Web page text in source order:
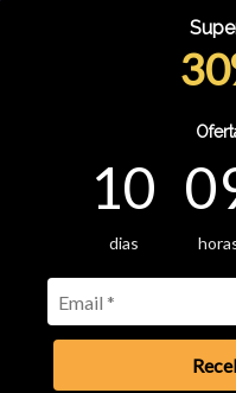
10
dias